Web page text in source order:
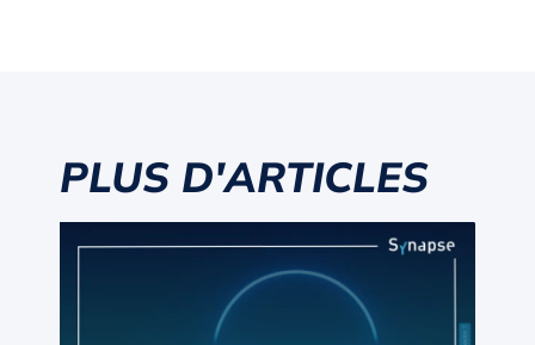
PLUS D'ARTICLES